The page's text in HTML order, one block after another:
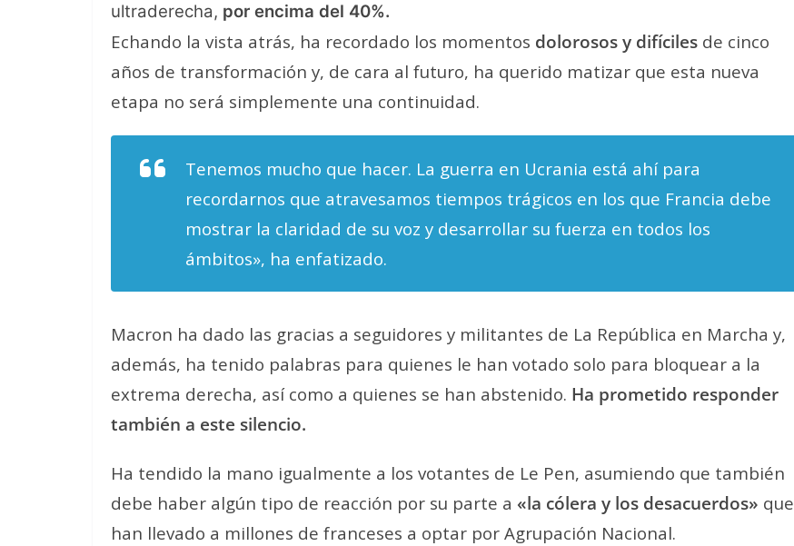
ultraderecha, por encima del 40%.
Echando la vista atrás, ha recordado los momentos dolorosos y difíciles de cinco
años de transformación y, de cara al futuro, ha querido matizar que esta nueva
etapa no será simplemente una continuidad.
Tenemos mucho que hacer. La guerra en Ucrania está ahí para
recordarnos que atravesamos tiempos trágicos en los que Francia debe
mostrar la claridad de su voz y desarrollar su fuerza en todos los
ámbitos», ha enfatizado.
Macron ha dado las gracias a seguidores y militantes de La República en Marcha y,
además, ha tenido palabras para quienes le han votado solo para bloquear a la
extrema derecha, así como a quienes se han abstenido. Ha prometido responder
también a este silencio.
Ha tendido la mano igualmente a los votantes de Le Pen, asumiendo que también
debe haber algún tipo de reacción por su parte a «la cólera y los desacuerdos» que
han llevado a millones de franceses a optar por Agrupación Nacional.